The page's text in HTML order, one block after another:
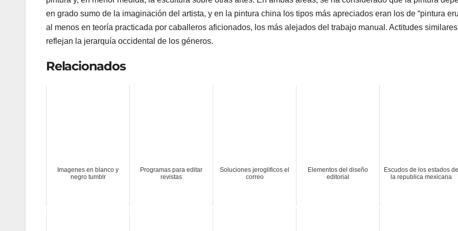
en grado sumo de la imaginación del artista, y en la pintura china los tipos más apreciados eran los de “pintura
al menos en teoría practicada por caballeros aficionados, los más alejados del trabajo manual. Actitudes similares
reflejan la jerarquía occidental de los géneros.
Relacionados
Imagenes en blanco y
negro tumblr
Programas para editar
revistas
Soluciones jeroglificos el
correo
Elementos del diseño
editorial
Escudos de los estados de
la republica mexicana